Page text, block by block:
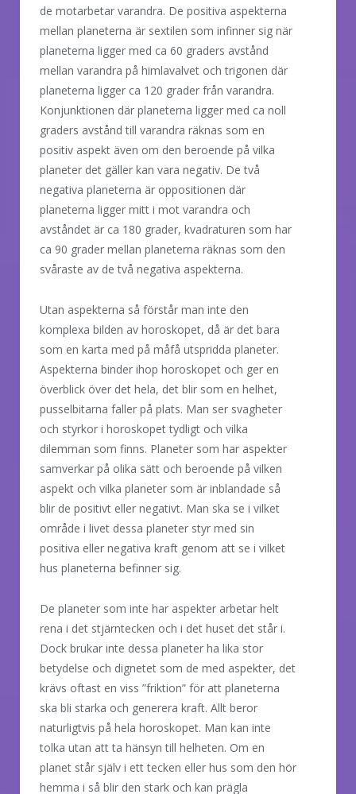
de motarbetar varandra. De positiva aspekterna
mellan planeterna är sextilen som infinner sig när
planeterna ligger med ca 60 graders avstånd
mellan varandra på himlavalvet och trigonen där
planeterna ligger ca 120 grader från varandra.
Konjunktionen där planeterna ligger med ca noll
graders avstånd till varandra räknas som en
positiv aspekt även om den beroende på vilka
planeter det gäller kan vara negativ. De två
negativa planeterna är oppositionen där
planeterna ligger mitt i mot varandra och
avståndet är ca 180 grader, kvadraturen som har
ca 90 grader mellan planeterna räknas som den
svåraste av de två negativa aspekterna.
Utan aspekterna så förstår man inte den
komplexa bilden av horoskopet, då är det bara
som en karta med på måfå utspridda planeter.
Aspekterna binder ihop horoskopet och ger en
överblick över det hela, det blir som en helhet,
pusselbitarna faller på plats. Man ser svagheter
och styrkor i horoskopet tydligt och vilka
dilemman som finns. Planeter som har aspekter
samverkar på olika sätt och beroende på vilken
aspekt och vilka planeter som är inblandade så
blir de positivt eller negativt. Man ska se i vilket
område i livet dessa planeter styr med sin
positiva eller negativa kraft genom att se i vilket
hus planeterna befinner sig.
De planeter som inte har aspekter arbetar helt
rena i det stjärntecken och i det huset det står i.
Dock brukar inte dessa planeter ha lika stor
betydelse och dignetet som de med aspekter, det
krävs oftast en viss ”friktion” för att planeterna
ska bli starka och generera kraft. Allt beror
naturligtvis på hela horoskopet. Man kan inte
tolka utan att ta hänsyn till helheten. Om en
planet står själv i ett tecken eller hus som den hör
hemma i så blir den stark och kan prägla